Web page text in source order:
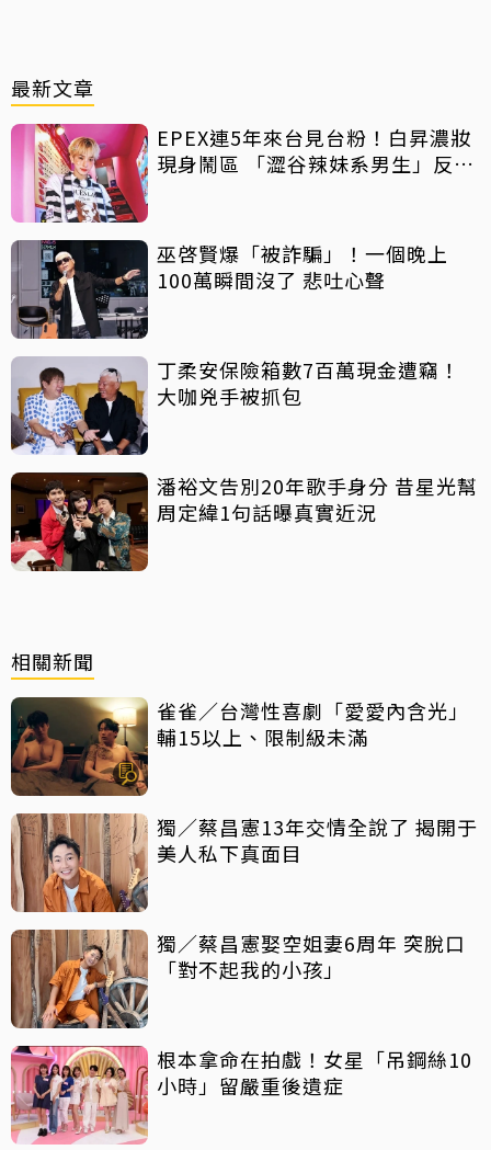
最新文章
EPEX連5年來台見台粉！白昇濃妝
現身鬧區 「澀谷辣妹系男生」反差
巫啓賢爆「被詐騙」！一個晚上
100萬瞬間沒了 悲吐心聲
丁柔安保險箱數7百萬現金遭竊！
大咖兇手被抓包
潘裕文告別20年歌手身分 昔星光幫
周定緯1句話曝真實近況
相關新聞
雀雀／台灣性喜劇「愛愛內含光」
輔15以上、限制級未滿
獨／蔡昌憲13年交情全說了 揭開于
美人私下真面目
獨／蔡昌憲娶空姐妻6周年 突脫口
「對不起我的小孩」
根本拿命在拍戲！女星「吊鋼絲10
小時」留嚴重後遺症